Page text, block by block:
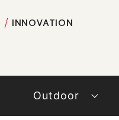
INNOVATION
Outdoor